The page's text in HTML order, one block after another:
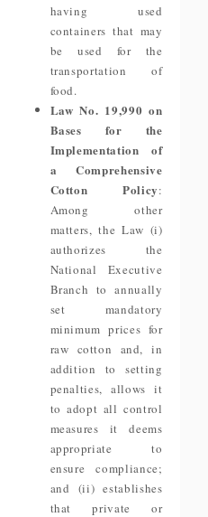
having used
containers that may
be used for the
transportation of
food.
Law No. 19,990 on
Bases for the
Implementation of
a Comprehensive
Cotton Policy:
Among other
matters, the Law (i)
authorizes the
National Executive
Branch to annually
set mandatory
minimum prices for
raw cotton and, in
addition to setting
penalties, allows it
to adopt all control
measures it deems
appropriate to
ensure compliance;
and (ii) establishes
that private or